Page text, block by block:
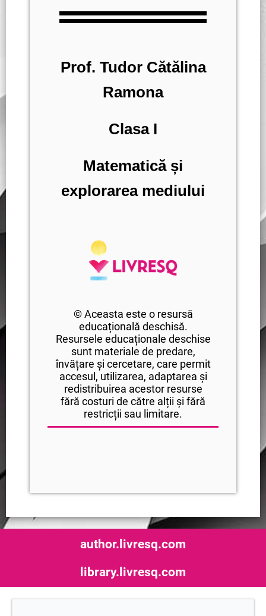
Prof. Tudor Cătălina
Ramona
Clasa I
Matematică și
explorarea mediului
© Aceasta este o resursă
educațională deschisă.
Resursele educaționale deschise
sunt materiale de predare,
învățare și cercetare, care permit
accesul, utilizarea, adaptarea și
redistribuirea acestor resurse
fără costuri de către alții și fără
restricții sau limitare.
author.livresq.com
library.livresq.com